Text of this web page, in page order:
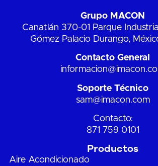
Grupo MACON
Canatlán 370-01 Parque
Gómez Palacio Durango,
Contacto General
Soporte Técnico
sam@imacon.com
Contacto:
871 759 0101
Productos
Aire Acondicionado